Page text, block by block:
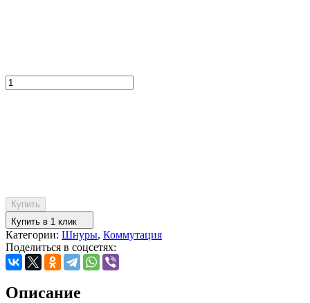
Купить
Купить в 1 клик
Категории: Шнуры, Коммутация
Поделиться в соцсетях:
Описание